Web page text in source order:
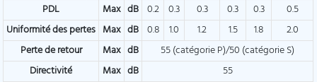
PDL
Max dB 0.2 0.3 0.3 0.3 0.3
0.5
Uniformité des pertes Max dB 0.8 1.0 1.2 1.5 1.8
2.0
Perte de retour
Max dB
55 (catégorie P)/50 (catégorie S)
Directivité
Max dB
55